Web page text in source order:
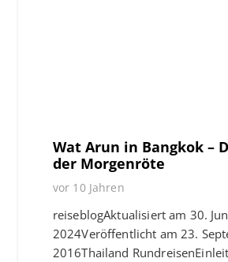
Wat Arun in Bangkok –
der Morgenröte
vor 10 Jahren
reiseblogAktualisiert am 30.
2024Veröffentlicht am 23.
2016Thailand